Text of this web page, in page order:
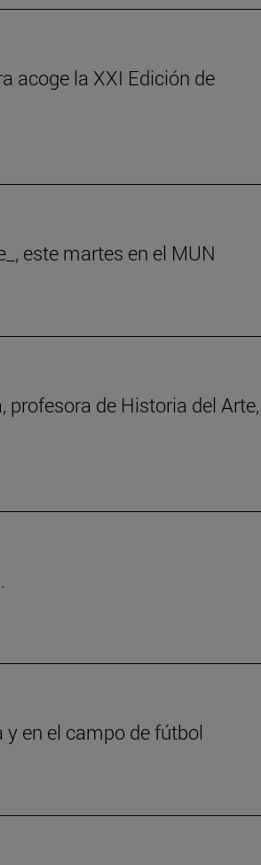
acoge la XXI Edición de
este martes en el MUN
profesora de Historia del Arte,
en el campo de fútbol